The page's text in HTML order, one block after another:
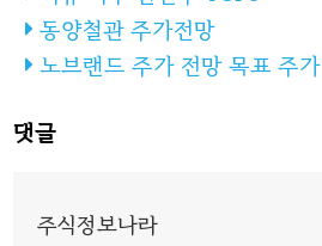
동양철관 주가전망
노브랜드 주가 전망 목표 주가
댓글
주식정보나라